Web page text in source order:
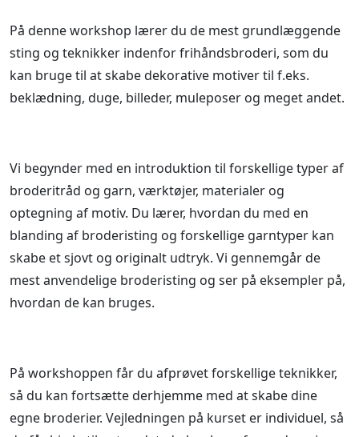
På denne workshop lærer du de mest grundlæggende
sting og teknikker indenfor frihåndsbroderi, som du
kan bruge til at skabe dekorative motiver til f.eks.
beklædning, duge, billeder, muleposer og meget andet.
Vi begynder med en introduktion til forskellige typer af
broderitråd og garn, værktøjer, materialer og
optegning af motiv. Du lærer, hvordan du med en
blanding af broderisting og forskellige garntyper kan
skabe et sjovt og originalt udtryk. Vi gennemgår de
mest anvendelige broderisting og ser på eksempler på,
hvordan de kan bruges.
På workshoppen får du afprøvet forskellige teknikker,
så du kan fortsætte derhjemme med at skabe dine
egne broderier. Vejledningen på kurset er individuel, så